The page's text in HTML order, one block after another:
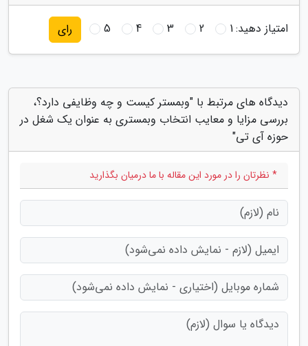
امتیاز دهید:1
2
3
4
5 رای
دیدگاه های مرتبط با "وبمستر کیست و چه وظایفی دارد؟،
بررسی مزایا و معایب انتخاب وبمستری به عنوان یک شغل در
حوزه آی تی"
* نظرتان را در مورد این مقاله با ما درمیان بگذارید